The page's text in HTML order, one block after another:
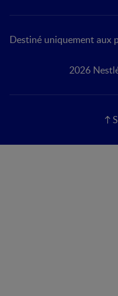
Destiné uniquement aux
2026